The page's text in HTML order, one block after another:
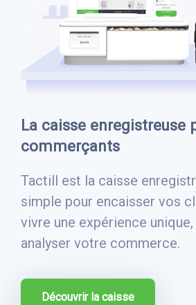
La caisse enregistreuse
commerçants
Tactill est la caisse
simple pour encaisser vos
vivre une expérience
analyser votre commerce.
Découvrir la caisse